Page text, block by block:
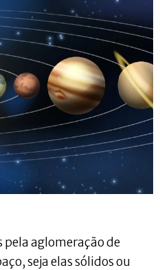
pela aglomeração de
seja elas sólidos ou